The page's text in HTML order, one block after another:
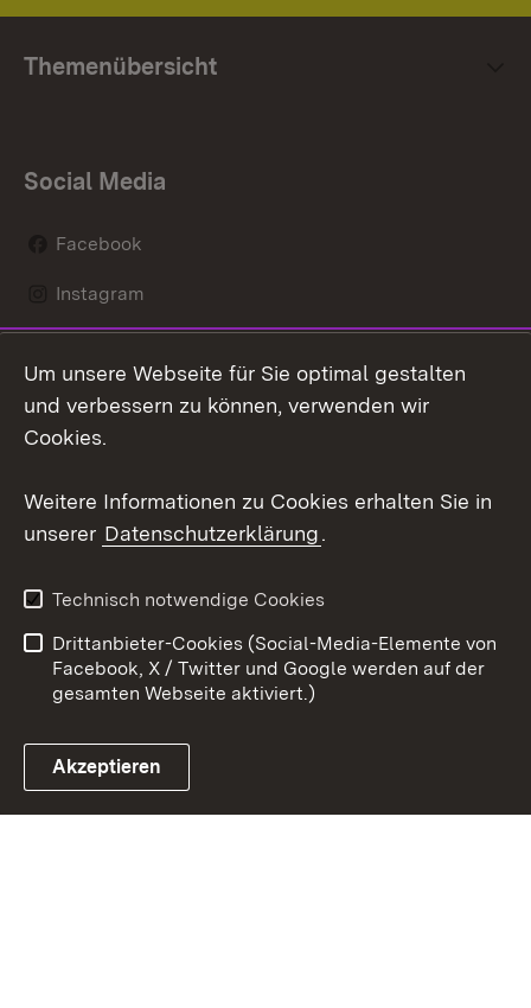
Themenübersicht
Social Media
Facebook
Instagram
Mastodon
Youtube
Link zum Landesportal
Kontakt
Datenschutz
Barrierefreiheit
Impressum Cookies
Um unsere Webseite für Sie optimal gestalten
und verbessern zu können, verwenden wir
Cookies.
Weitere Informationen zu Cookies erhalten Sie in
unserer Datenschutzerklärung.
Technisch notwendige Cookies
Drittanbieter-Cookies (Social-Media-Elemente von
Facebook, X / Twitter und Google werden auf der
gesamten Webseite aktiviert.)
Akzeptieren